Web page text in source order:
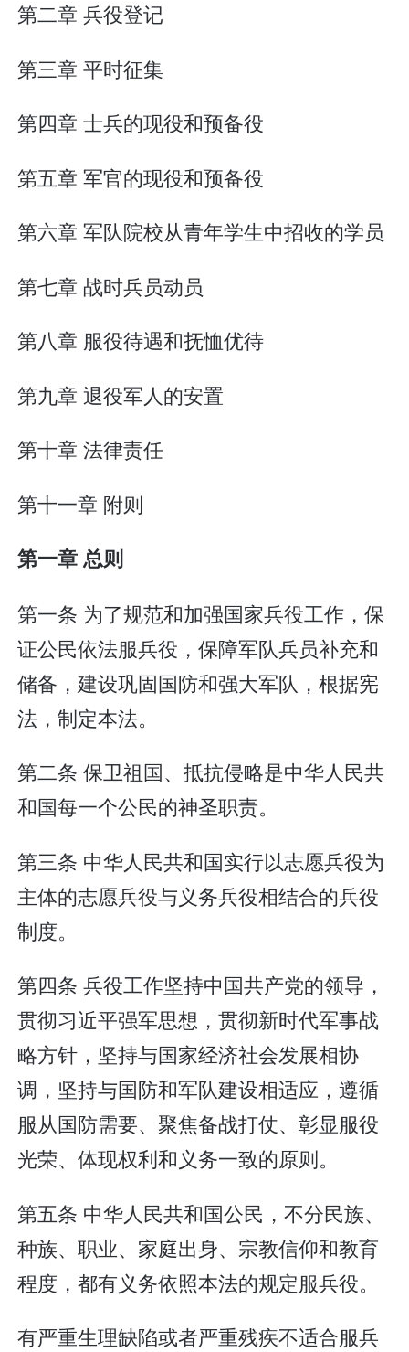
第二章 兵役登记
第三章 平时征集
第四章 士兵的现役和预备役
第五章 军官的现役和预备役
第六章 军队院校从青年学生中招收的学员
第七章 战时兵员动员
第八章 服役待遇和抚恤优待
第九章 退役军人的安置
第十章 法律责任
第十一章 附则
第一章 总则
第一条 为了规范和加强国家兵役工作，保
证公民依法服兵役，保障军队兵员补充和
储备，建设巩固国防和强大军队，根据宪
法，制定本法。
第二条 保卫祖国、抵抗侵略是中华人民共
和国每一个公民的神圣职责。
第三条 中华人民共和国实行以志愿兵役为
主体的志愿兵役与义务兵役相结合的兵役
制度。
第四条 兵役工作坚持中国共产党的领导，
贯彻习近平强军思想，贯彻新时代军事战
略方针，坚持与国家经济社会发展相协
调，坚持与国防和军队建设相适应，遵循
服从国防需要、聚焦备战打仗、彰显服役
光荣、体现权利和义务一致的原则。
第五条 中华人民共和国公民，不分民族、
种族、职业、家庭出身、宗教信仰和教育
程度，都有义务依照本法的规定服兵役。
有严重生理缺陷或者严重残疾不适合服兵